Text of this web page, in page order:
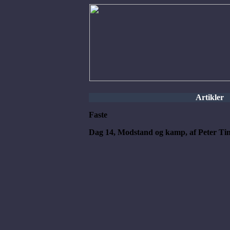
Artikler
Faste
Dag 14, Modstand og kamp, af Peter